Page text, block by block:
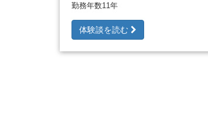
勤務年数11年
体験談を読む